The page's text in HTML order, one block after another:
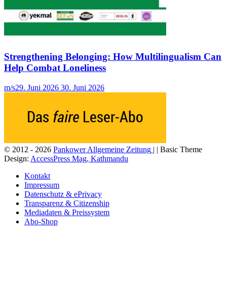
Strengthening Belonging: How Multilingualism Can
Help Combat Loneliness
m/s29. Juni 2026 30. Juni 2026
© 2012 - 2026 Pankower Allgemeine Zeitung | | Basic Theme
Design: AccessPress Mag, Kathmandu
Kontakt
Impressum
Datenschutz & ePrivacy
Transparenz & Citizenship
Mediadaten & Preissystem
Abo-Shop